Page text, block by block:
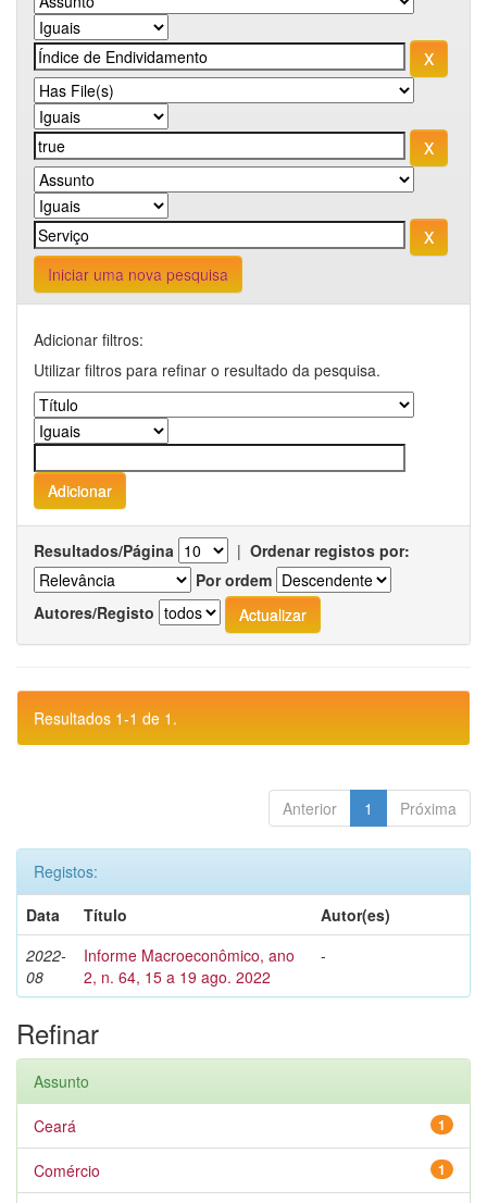
Iniciar uma nova pesquisa
Adicionar filtros:
Utilizar filtros para refinar o resultado da pesquisa.
Resultados/Página | Ordenar registos por:
Por ordem
Autores/Registo
Resultados 1-1 de 1.
Anterior 1 Próxima
Registos:
Data
Título
Autor(es)
2022-
08
Informe Macroeconômico, ano
2, n. 64, 15 a 19 ago. 2022
-
Refinar
Assunto
1
Ceará
1
Comércio